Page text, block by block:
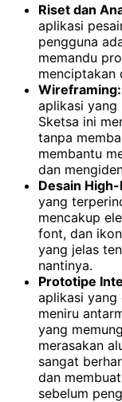
Riset dan
aplikasi
pengguna
memandu
menciptakan
Wireframing:
aplikasi yang
Sketsa ini
tanpa
membantu
dan
Desain
yang
mencakup
font, dan
yang jelas
nantinya.
Prototipe
aplikasi
meniru
yang
merasakan
sangat
dan
sebelum